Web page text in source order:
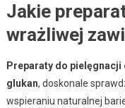
Jakie
wrażliwej
Preparaty do pielęgnacji
glukan, doskonale
wspieraniu naturalnej